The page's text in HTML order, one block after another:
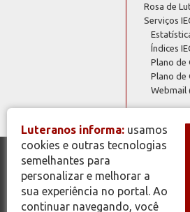
Rosa de
Serviços
Índices
Plano de
Plano de
Webmail
© Copyright 2026 - Todos os Direitos
Evangélica de Confissão Luterana no
www.luteranos.com.br
Luteranos informa: usamos
cookies e outras tecnologias
semelhantes para
personalizar e melhorar a
sua experiência no portal. Ao
continuar navegando, você